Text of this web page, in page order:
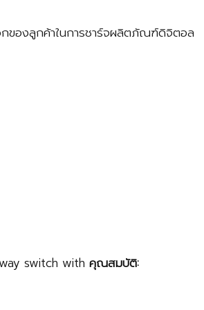
กของลูกค้าในการชาร์จผลิตภัณฑ์ดิจิตอล
switch with คุณสมบัติ: